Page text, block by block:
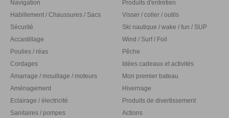
Navigation
Habillement / Chaussures / Sacs
Sécurité
Accastillage
Poulies / réas
Cordages
Amarrage / mouillage / moteurs
Aménagement
Eclairage / électricité
Sanitaires / pompes
Produits d'entretien
Visser / coller / outils
Ski nautique / wake / fun / SUP
Wind / Surf / Foil
Pêche
Idées cadeaux et activités
Mon premier bateau
Hivernage
Produits de divertissement
Actions